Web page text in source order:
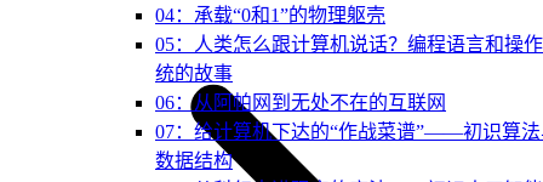
04：承载“0和1”的物理躯壳
05：人类怎么跟计算机说话？编程语言和操
统的故事
06：从阿帕网到无处不在的互联网
07：给计算机下达的“作战菜谱”——初识算
数据结构